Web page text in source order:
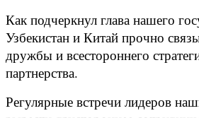
Как подчеркнул глава нашего
Узбекистан и Китай прочно
дружбы и всестороннего
партнерства.
Регулярные встречи лидеров